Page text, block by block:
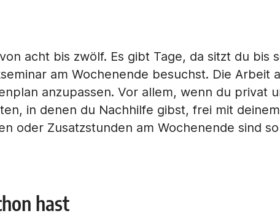
acht bis zwölf. Es gibt Tage, da sitzt du bis
am Wochenende besuchst. Die Arbeit
anzupassen. Vor allem, wenn du privat
in denen du Nachhilfe gibst, frei mit
oder Zusatzstunden am Wochenende sind
hast